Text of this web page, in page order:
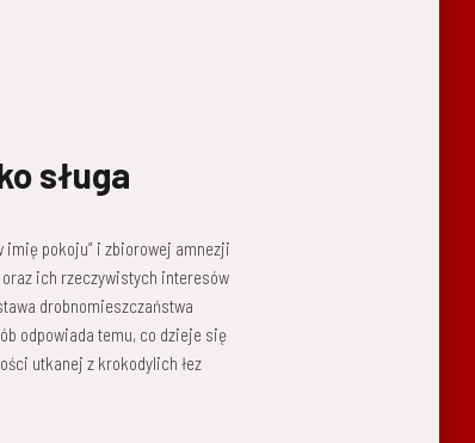
sługa
imię pokoju” i zbiorowej amnezji
oraz ich rzeczywistych interesów
drobnomieszczaństwa
odpowiada temu, co dzieje się
utkanej z krokodylich łez